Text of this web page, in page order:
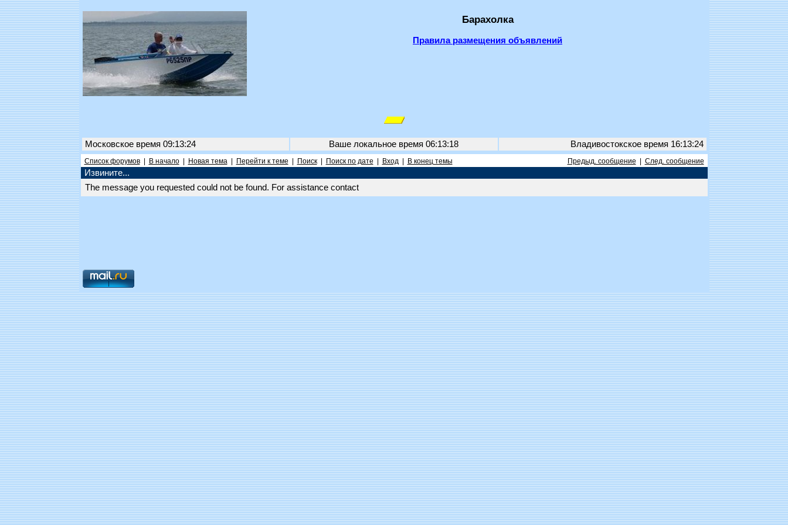
Барахолка
Правила размещения объявлений
Московское время 09:13:24 Ваше локальное время 06:13:18 Владивостокское время 16:13:24
Список форумов| В начало| Новая тема| Перейти к теме Поиск| Поиск по дате Вход| В конец темы Предыд. сообщение След. сообщение
Извините...
The message you requested could not be found. For assistance contact